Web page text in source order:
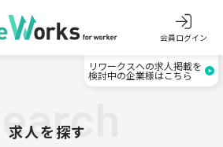
会員ログイン
リワークスへの求人掲載を
検討中の企業様はこちら
求人を探す
Search